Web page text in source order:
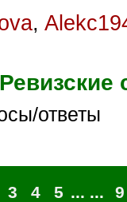
,
ответы
3 4 5 ... ...
9